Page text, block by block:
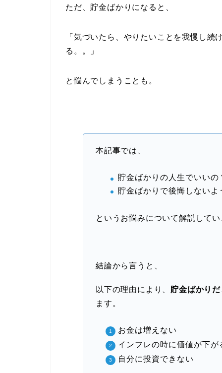
ただ、貯金ばかりになると、
「気づいたら、やりたいことを我慢し
る。。」
と悩んでしまうことも。
本記事では、
貯金ばかりの人生でいいの
貯金ばかりで後悔しない
というお悩みについて解説して
結論から言うと、
以下の理由により、 貯金ばかり
ます。
お金は増えない
インフレの時に価値が下が
自分に投資できない